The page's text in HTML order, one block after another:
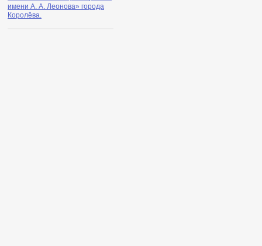
имени А. А. Леонова» города
Королёва.